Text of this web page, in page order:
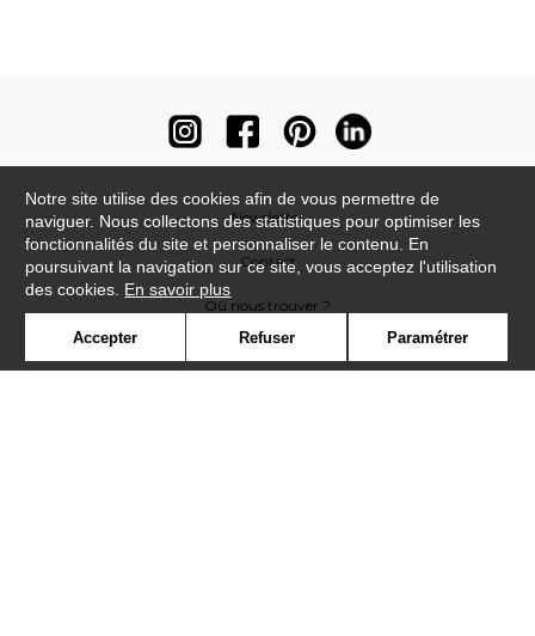
Newsletter
Contact
Où nous trouver ?
Notre site utilise des cookies afin de vous permettre de
naviguer. Nous collectons des statistiques pour optimiser les
fonctionnalités du site et personnaliser le contenu. En
poursuivant la navigation sur ce site, vous acceptez l'utilisation
des cookies. En savoir plus
Accepter Refuser Paramétrer